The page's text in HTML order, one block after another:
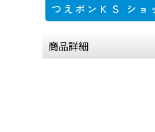
つえポンＫＳ ショ
商品詳細